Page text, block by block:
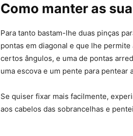
Como manter as
Para tanto bastam-lhe duas pinças
pontas em diagonal e que lhe
certos ângulos, e uma de pontas
uma escova e um pente para pentear
Se quiser fixar mais facilmente,
aos cabelos das sobrancelhas e